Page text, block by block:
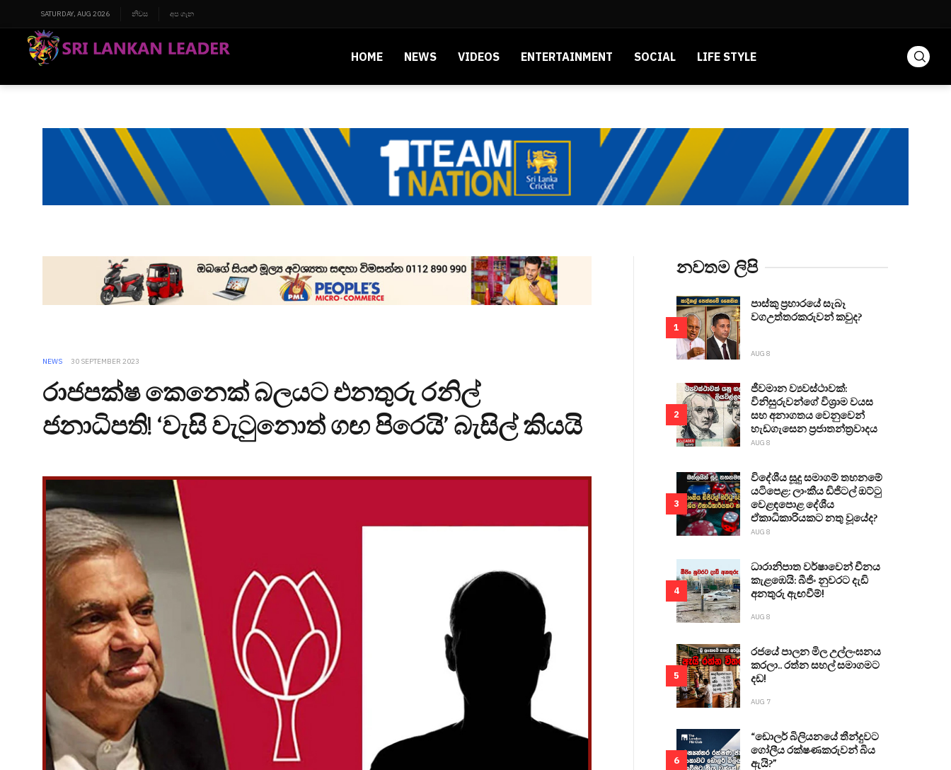
SATURDAY, AUG 2026 නිවස අප ගැන
HOME NEWS VIDEOS ENTERTAINMENT SOCIAL LIFE STYLE
NEWS 30 SEPTEMBER 2023
රාජපක්ෂ කෙනෙක් බලයට එනතුරු රනිල්
ජනාධිපති! ‘වැසි වැටුනොත් ගඟ පිරෙයි’ බැසිල් කියයි
නවතම ලිපි
1
පාස්කු ප්‍රහාරයේ සැබෑ
වගඋත්තරකරුවන් කවුද?
AUG 8
2
ජීවමාන ව්‍යවස්ථාවක්:
විනිසුරුවන්ගේ විශ්‍රාම වයස
සහ අනාගතය වෙනුවෙන්
හැඩගැසෙන ප්‍රජාතන්ත්‍රවාදය
AUG 8
3
විදේශීය සූදු සමාගම් තහනමේ
යටිපෙළ: ලාංකීය ඩිජිටල් ඔට්ටු
වෙළඳපොළ දේශීය
ඒකාධිකාරියකට නතු වූයේද?
AUG 8
4
ධාරානිපාත වර්ෂාවෙන් චීනය
කැළඹෙයි: බීජිං නුවරට දැඩි
අනතුරු ඇඟවීම්!
AUG 8
5
රජයේ පාලන මිල උල්ලංඝනය
කරලා.. රත්න සහල් සමාගමට
දඩ!
AUG 7
6
“ඩොලර් බිලියනයේ තීන්දුවට
ගෝලීය රක්ෂණකරුවන් බිය
ඇයි?”